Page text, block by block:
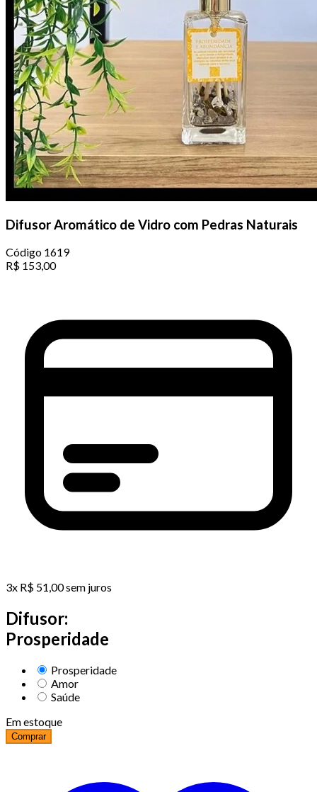
Difusor Aromático de Vidro com Pedras Naturais
Código 1619
R$ 153,00
3x R$ 51,00sem juros
Difusor:
Prosperidade
Prosperidade
Amor
Saúde
Em estoque
Comprar